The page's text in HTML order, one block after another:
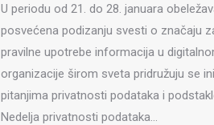
U periodu od 21. do 28. januara
posvećena podizanju svesti o značaju
pravilne upotrebe informacija u
organizacije širom sveta pridružuju se
pitanjima privatnosti podataka i
Nedelja privatnosti podataka…